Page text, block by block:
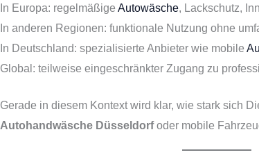
In Europa: regelmäßige Autowäsche, Lackschutz,
In anderen Regionen: funktionale Nutzung ohne
In Deutschland: spezialisierte Anbieter wie mobile
Global: teilweise eingeschränkter Zugang zu
Gerade in diesem Kontext wird klar, wie stark sich
Autohandwäsche Düsseldorfoder mobile